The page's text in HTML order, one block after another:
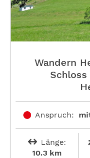
Wandern
Anspruch:
Länge:
10.3 km